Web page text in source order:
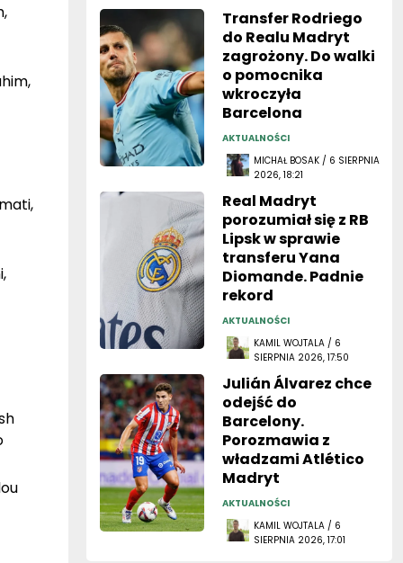
Transfer Rodriego
do Realu Madryt
zagrożony. Do walki
o pomocnika
wkroczyła
Barcelona
AKTUALNOŚCI
MICHAŁ BOSAK / 6 SIERPNIA
2026, 18:21
Real Madryt
porozumiał się z RB
Lipsk w sprawie
transferu Yana
Diomande. Padnie
rekord
AKTUALNOŚCI
KAMIL WOJTALA / 6
SIERPNIA 2026, 17:50
Julián Álvarez chce
odejść do
Barcelony.
Porozmawia z
władzami Atlético
Madryt
AKTUALNOŚCI
KAMIL WOJTALA / 6
SIERPNIA 2026, 17:01